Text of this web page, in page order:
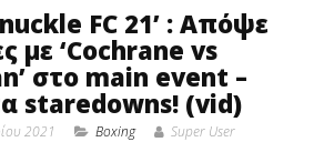
FC 21’ : Απόψε
με ‘Cochrane vs
στο main event –
staredowns! (vid)
2021 Boxing Super User